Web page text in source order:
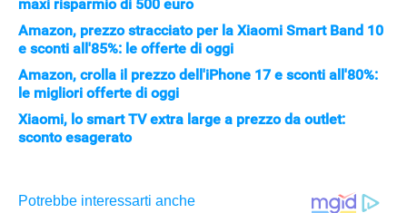
maxi risparmio di 500 euro
Amazon, prezzo stracciato per la Xiaomi Smart Band 10
e sconti all'85%: le offerte di oggi
Amazon, crolla il prezzo dell'iPhone 17 e sconti all'80%:
le migliori offerte di oggi
Xiaomi, lo smart TV extra large a prezzo da outlet:
sconto esagerato